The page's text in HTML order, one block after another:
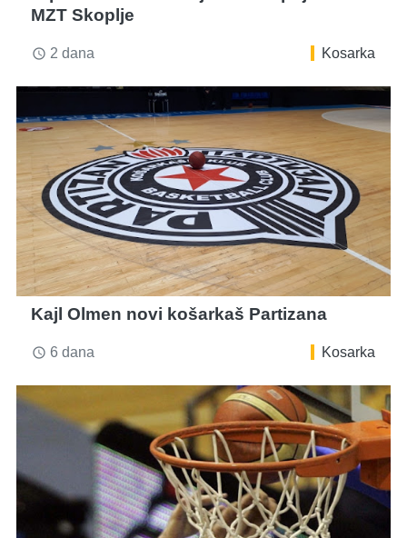
MZT Skoplje
access_time 2 dana Kosarka
Kajl Olmen novi košarkaš Partizana
access_time 6 dana Kosarka